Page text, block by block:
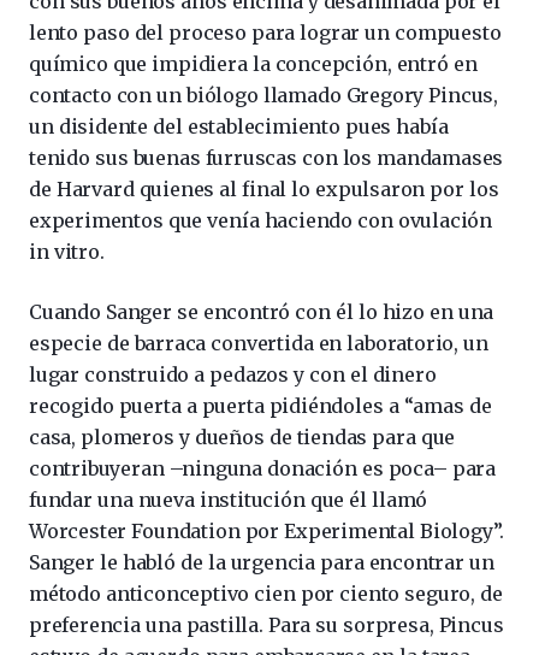
lento paso del proceso para lograr un compuesto
químico que impidiera la concepción, entró en
contacto con un biólogo llamado Gregory Pincus,
un disidente del establecimiento pues había
tenido sus buenas furruscas con los mandamases
de Harvard quienes al final lo expulsaron por los
experimentos que venía haciendo con ovulación
in vitro.
Cuando Sanger se encontró con él lo hizo en una
especie de barraca convertida en laboratorio, un
lugar construido a pedazos y con el dinero
recogido puerta a puerta pidiéndoles a “amas de
casa, plomeros y dueños de tiendas para que
contribuyeran –ninguna donación es poca– para
fundar una nueva institución que él llamó
Worcester Foundation por Experimental Biology”.
Sanger le habló de la urgencia para encontrar un
método anticonceptivo cien por ciento seguro, de
preferencia una pastilla. Para su sorpresa, Pincus